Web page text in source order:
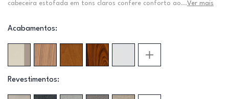
cabeceira estofada em tons claros confere conforto ao...Ver mais
Acabamentos:
Revestimentos: